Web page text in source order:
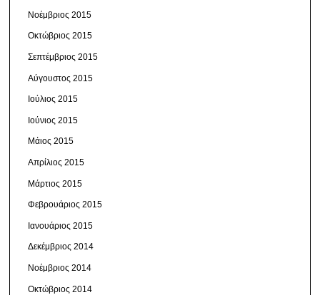
Νοέμβριος 2015
Οκτώβριος 2015
Σεπτέμβριος 2015
Αύγουστος 2015
Ιούλιος 2015
Ιούνιος 2015
Μάιος 2015
Απρίλιος 2015
Μάρτιος 2015
Φεβρουάριος 2015
Ιανουάριος 2015
Δεκέμβριος 2014
Νοέμβριος 2014
Οκτώβριος 2014